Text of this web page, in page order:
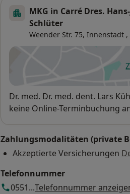
MKG in Carré Dres.
Schlüter
Weender Str. 75, Innenstadt ,
Verfügbarkeit
Dr. med. Dr. med. dent. Lars
keine Online-Terminbuchung
Zahlungsmodalitäten (private
Akzeptierte Versicherungen
Telefonnummer
0551...Telefonnummer